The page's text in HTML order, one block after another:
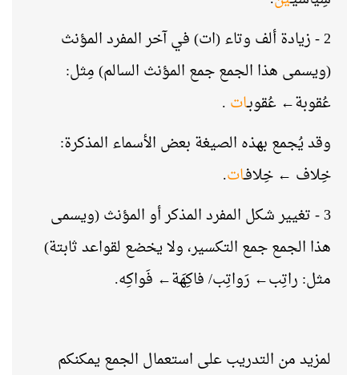
2 - زيادة ألف وتاء (ات) في آخر المفرد المؤنث
(ويسمى هذا الجمع جمع المؤنث السالم) مِثل:
عُقوبة← عُقوبـات .
وقد يُجمع بهذه الصيغة بعض الأسماء المذكرة:
خِلاف ← خِلافـات.
3 - تغيير شكل المفرد المذكر أو المؤنث (ويسمى
هذا الجمع جمع التكسير، ولا يخضع لقواعد ثابتة)
مثل: راتِب← رَواتِب/ فاكِهَة← فَواكِه.
لمزيد من التدريب على استعمال الجمع يمكنكم